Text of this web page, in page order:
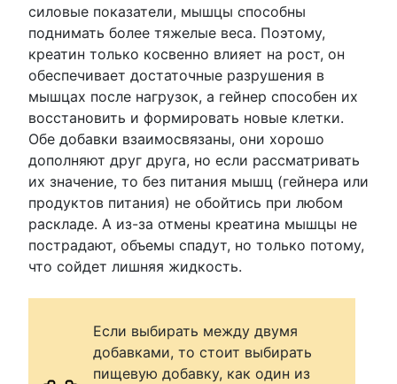
силовые показатели, мышцы способны
поднимать более тяжелые веса. Поэтому,
креатин только косвенно влияет на рост, он
обеспечивает достаточные разрушения в
мышцах после нагрузок, а гейнер способен их
восстановить и формировать новые клетки.
Обе добавки взаимосвязаны, они хорошо
дополняют друг друга, но если рассматривать
их значение, то без питания мышц (гейнера или
продуктов питания) не обойтись при любом
раскладе. А из-за отмены креатина мышцы не
пострадают, объемы спадут, но только потому,
что сойдет лишняя жидкость.
Если выбирать между двумя
добавками, то стоит выбирать
пищевую добавку, как один из